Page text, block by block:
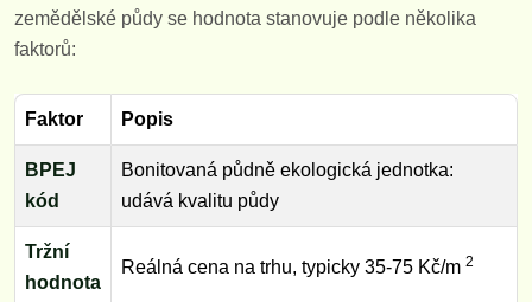
zemědělské půdy se hodnota stanovuje podle několika
faktorů:
Faktor Popis
BPEJ
kód
Bonitovaná půdně ekologická jednotka:
udává kvalitu půdy
Tržní
hodnota
Reálná cena na trhu, typicky 35-75 Kč/m 2